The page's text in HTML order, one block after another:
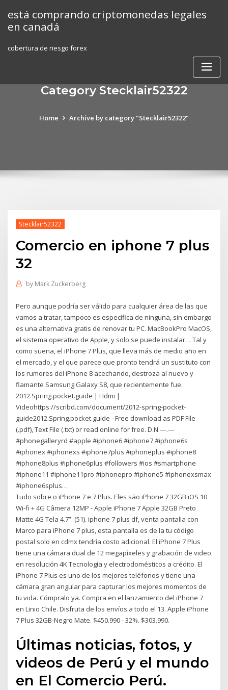
content
está comprando criptomonedas legales
en canadá
cobertura de riesgo forex
Category Stecklair52322
Home Archive by category "Stecklair52322"
Stecklair52322
Comercio en iphone 7 plus
32
by Mark Zuckerberg
Pero aunque podría ser válido para cualquier área de las que
vamos a tratar, tampoco es específica de ninguna, sin embargo
es una alternativa gratis de renovar tu PC. MacBookPro MacOS,
el sistema operativo de Apple, y solo se puede instalar… Tal y
como suena, el iPhone 7 Plus, que lleva más de medio año en
el mercado, y el que parece que pronto tendrá un sustituto con
los rumores del iPhone 8 acechando, destroza al nuevo y
flamante Samsung Galaxy S8, que recientemente fue…
2012.Spring.pocket.guide | Hdmi |
Videohttps://scribd.com/document/2012-spring-pocket-
guide2012.Spring.pocket.guide - Free download as PDF File
(.pdf), Text File (.txt) or read online for free. D.N —.—
#phonegalleryrd #apple #iphone6 #iphone7 #iphone6s
#iphonex #iphonexs #iphone7plus #iphoneplus #iphone8
#iphone8plus #iphone6plus #followers #ios #smartphone
#iphone11 #iphone11pro #iphonepro #iphone5 #iphonexsmax
#iphone6splus…
Tudo sobre o iPhone 7 e 7 Plus. Eles são iPhone 7 32GB iOS 10
Wi-fi + 4G Câmera 12MP - Apple iPhone 7 Apple 32GB Preto
Matte 4G Tela 4.7”. (51). iphone 7 plus df, venta pantalla con
Marco para iPhone 7 plus, esta pantalla es de la tu código
postal solo en cdmx tendría costo adicional. El iPhone 7 Plus
tiene una cámara dual de 12 megapíxeles y grabación de video
en resolución 4K Tecnología y electrodomésticos a crédito. El
iPhone 7 Plus es uno de los mejores teléfonos y tiene una
cámara gran angular para capturar los mejores momentos de
tu vida. Cómpralo ya. Compra en el lanzamiento del iPhone 7
en Linio Chile. Disfruta de los envíos a todo el 13. Apple iPhone
7 Plus 32GB-Negro Mate. $450.990 - 32%. $303.990.
Últimas noticias, fotos, y
videos de Perú y el mundo
en El Comercio Perú.